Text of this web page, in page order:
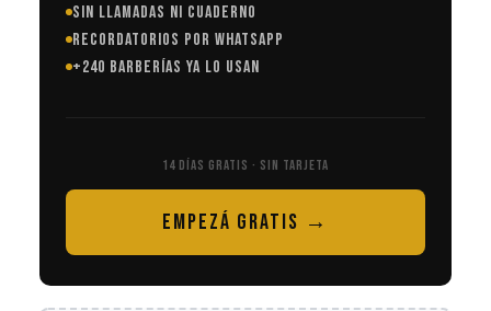
SIN LLAMADAS NI CUADERNO
RECORDATORIOS POR WHATSAPP
+240 BARBERÍAS YA LO USAN
14 DÍAS GRATIS · SIN TARJETA
EMPEZÁ GRATIS →